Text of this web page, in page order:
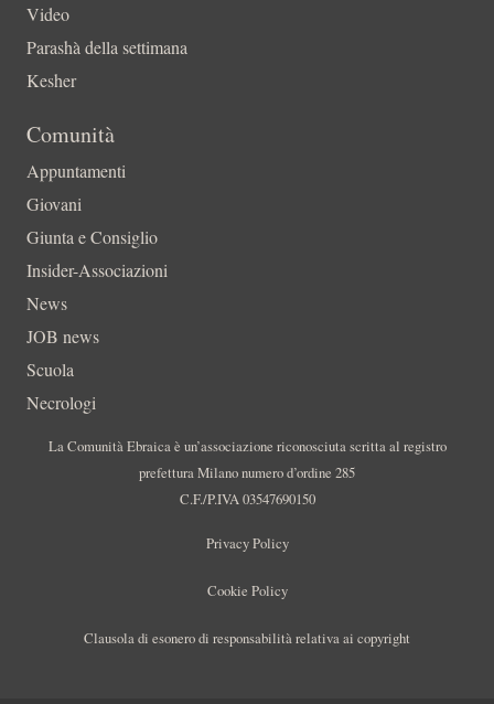
Video
Parashà della settimana
Kesher
Comunità
Appuntamenti
Giovani
Giunta e Consiglio
Insider-Associazioni
News
JOB news
Scuola
Necrologi
La Comunità Ebraica è un’associazione riconosciuta scritta al registro
prefettura Milano numero d’ordine 285
C.F./P.IVA 03547690150
Privacy Policy
Cookie Policy
Clausola di esonero di responsabilità relativa ai copyright